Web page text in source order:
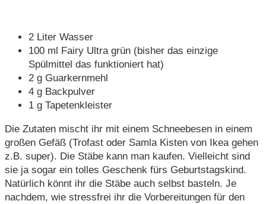
2 Liter Wasser
100 ml Fairy Ultra grün (bisher das einzige
Spülmittel das funktioniert hat)
2 g Guarkernmehl
4 g Backpulver
1 g Tapetenkleister
Die Zutaten mischt ihr mit einem Schneebesen in einem
großen Gefäß (Trofast oder Samla Kisten von Ikea gehen
z.B. super). Die Stäbe kann man kaufen. Vielleicht sind
sie ja sogar ein tolles Geschenk fürs Geburtstagskind.
Natürlich könnt ihr die Stäbe auch selbst basteln. Je
nachdem, wie stressfrei ihr die Vorbereitungen für den